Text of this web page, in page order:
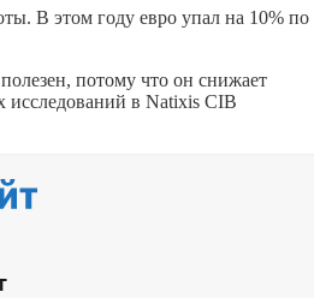
В этом году евро упал на 10% по
потому что он снижает
исследований в Natixis CIB